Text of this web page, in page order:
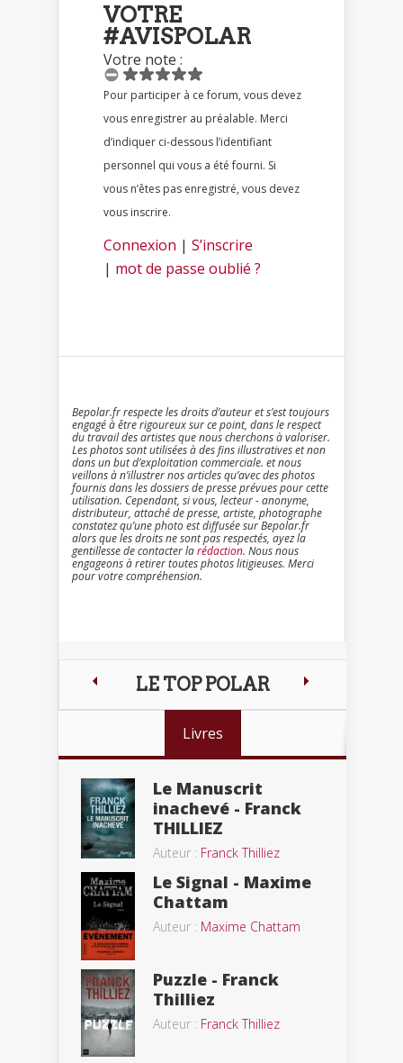
VOTRE
#AVISPOLAR
Votre note :
Pour participer à ce forum, vous devez
vous enregistrer au préalable. Merci
d’indiquer ci-dessous l’identifiant
personnel qui vous a été fourni. Si
vous n’êtes pas enregistré, vous devez
vous inscrire.
Connexion | S’inscrire
| mot de passe oublié ?
Bepolar.fr respecte les droits d’auteur et s’est toujours
engagé à être rigoureux sur ce point, dans le respect
du travail des artistes que nous cherchons à valoriser.
Les photos sont utilisées à des fins illustratives et non
dans un but d’exploitation commerciale. et nous
veillons à n’illustrer nos articles qu’avec des photos
fournis dans les dossiers de presse prévues pour cette
utilisation. Cependant, si vous, lecteur - anonyme,
distributeur, attaché de presse, artiste, photographe
constatez qu’une photo est diffusée sur Bepolar.fr
alors que les droits ne sont pas respectés, ayez la
gentillesse de contacter larédaction. Nous nous
engageons à retirer toutes photos litigieuses. Merci
pour votre compréhension.
LE TOP POLAR
Livres
Le Manuscrit
inachevé - Franck
THILLIEZ
Auteur : Franck Thilliez
Le Signal - Maxime
Chattam
Auteur : Maxime Chattam
Puzzle - Franck
Thilliez
Auteur : Franck Thilliez